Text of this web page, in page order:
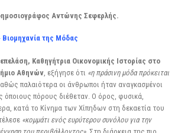
Αντώνης Σεφερλής.
της Μόδας
Καθηγήτρια Οικονομικής Ιστορίας στο
Αθηνών , εξήγησε ότι «η πράσινη μόδα πρόκειται
παλαιότερα οι άνθρωποι ήταν αναγκασμένοι
όποιους πόρους διέθεταν. Ο όρος, φυσικά,
κατά το Κίνημα των Χίπηδων στη δεκαετία του
«κομμάτι ενός ευρύτερου συνόλου για την